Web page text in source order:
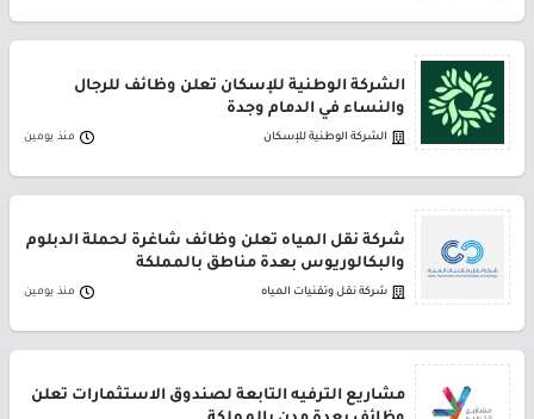
الشركة الوطنية للإسكان تعلن وظائف للرجال
والنساء في الدمام وجدة
الشركة الوطنية للإسكان منذ يومين
شركة نقل المياه تعلن وظائف شاغرة لحملة الدبلوم
والبكالوريوس بعدة مناطق بالمملكة
شركة نقل وتقنيات المياه منذ يومين
مشاريع الترفيه التابعة لصندوق الاستثمارات تعلن